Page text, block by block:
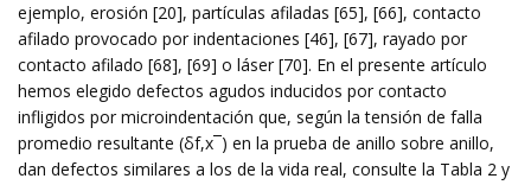
ejemplo, erosión [20], partículas afiladas [65], [66], contacto
afilado provocado por indentaciones [46], [67], rayado por
contacto afilado [68], [69] o láser [70]. En el presente artículo
hemos elegido defectos agudos inducidos por contacto
infligidos por microindentación que, según la tensión de falla
promedio resultante (δf,x¯) en la prueba de anillo sobre anillo,
dan defectos similares a los de la vida real, consulte la Tabla 2 y